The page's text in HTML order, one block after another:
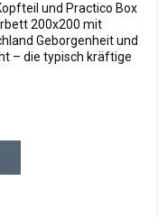
und Practico Box
200x200 mit
Geborgenheit und
– die typisch kräftige
mit den separaten
Line eine starke und